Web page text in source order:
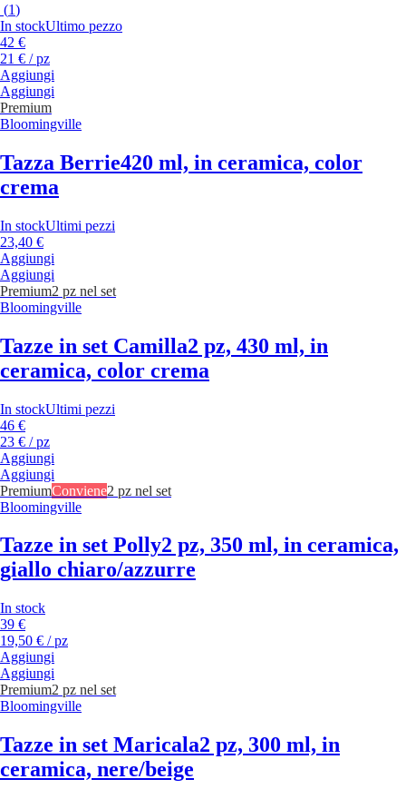
(1)
In stockUltimo pezzo
42 €
21 € / pz
Aggiungi
Aggiungi
Premium
Bloomingville
Tazza Berrie420 ml, in ceramica, color
crema
In stockUltimi pezzi
23,40 €
Aggiungi
Aggiungi
Premium2 pz nel set
Bloomingville
Tazze in set Camilla2 pz, 430 ml, in
ceramica, color crema
In stockUltimi pezzi
46 €
23 € / pz
Aggiungi
Aggiungi
PremiumConviene2 pz nel set
Bloomingville
Tazze in set Polly2 pz, 350 ml, in ceramica,
giallo chiaro/azzurre
In stock
39 €
19,50 € / pz
Aggiungi
Aggiungi
Premium2 pz nel set
Bloomingville
Tazze in set Maricala2 pz, 300 ml, in
ceramica, nere/beige